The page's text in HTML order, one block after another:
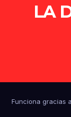
LA
Funciona gracias